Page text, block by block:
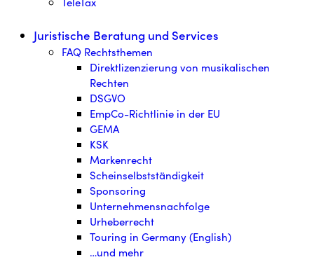
Juristische Beratung und Services
FAQ Rechtsthemen
Direktlizenzierung von musikalischen
Rechten
DSGVO
EmpCo-Richtlinie in der EU
GEMA
KSK
Markenrecht
Scheinselbstständigkeit
Sponsoring
Unternehmensnachfolge
Urheberrecht
Touring in Germany (English)
…und mehr